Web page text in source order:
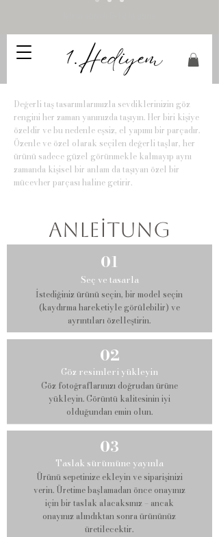
Değerli taş tasarımlarımızla sevdiklerinizin göz
rengini her zaman yanınızda taşıyın. Her biri kişiye
özeldir ve bu nedenle eşsiz, el yapımı bir parçadır.
Özenle ve özel olarak seçilen değerli taşlar, her
ürünü sadece güzel görünmekle kalmayıp aynı
zamanda kişisel bir anlam da taşıyan özel bir
mücevher parçası haline getirir.
Anleitung
01
Seç ve tasarla
İstediğiniz ürünü seçin, bir model seçin
(kaydırma hareketiyle görülebilir) ve
ayrıntıları özelleştirin.
02
Göz resimleri yükleyin
Göz fotoğraflarınızı doğrudan ürüne
yükleyin. Görüntü kalitesinin iyi
olduğundan emin olun.
03
Taslak sürümüne yayınla
Ürünü sepetinize ekleyin ve siparişinizi
verin. Üretime başlamadan önce onayınız
için bir taslak alacaksınız – ancak
onayınız alındıktan sonra ürününüz
üretilecektir.